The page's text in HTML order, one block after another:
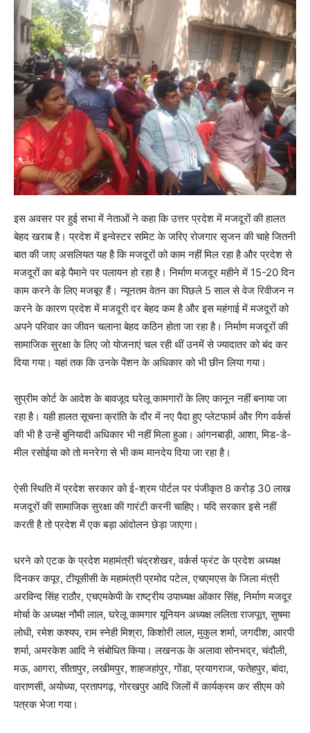
इस अवसर पर हुई सभा में नेताओं ने कहा कि उत्तर प्रदेश में मजदूरों की हालत
बेहद खराब है। प्रदेश में इन्वेस्टर समिट के जरिए रोजगार सृजन की चाहे जितनी
बात की जाए असलियत यह है कि मजदूरों को काम नहीं मिल रहा है और प्रदेश से
मजदूरों का बड़े पैमाने पर पलायन हो रहा है। निर्माण मजदूर महीने में 15-20 दिन
काम करने के लिए मजबूर हैं। न्यूनतम वेतन का पिछले 5 साल से वेज रिवीजन न
करने के कारण प्रदेश में मजदूरी दर बेहद कम है और इस महंगाई में मजदूरों को
अपने परिवार का जीवन चलाना बेहद कठिन होता जा रहा है। निर्माण मजदूरों की
सामाजिक सुरक्षा के लिए जो योजनाएं चल रही थीं उनमें से ज्यादातर को बंद कर
दिया गया। यहां तक कि उनके पेंशन के अधिकार को भी छीन लिया गया।
सुप्रीम कोर्ट के आदेश के बावजूद घरेलू कामगारों के लिए कानून नहीं बनाया जा
रहा है। यही हालत सूचना क्रांति के दौर में नए पैदा हुए प्लेटफार्म और गिग वर्कर्स
की भी है उन्हें बुनियादी अधिकार भी नहीं मिला हुआ। आंगनबाड़ी, आशा, मिड-डे-
मील रसोईया को तो मनरेगा से भी कम मानदेय दिया जा रहा है।
ऐसी स्थिति में प्रदेश सरकार को ई-श्रम पोर्टल पर पंजीकृत 8 करोड़ 30 लाख
मजदूरों की सामाजिक सुरक्षा की गारंटी करनी चाहिए। यदि सरकार इसे नहीं
करती है तो प्रदेश में एक बड़ा आंदोलन छेड़ा जाएगा।
धरने को एटक के प्रदेश महामंत्री चंद्रशेखर, वर्कर्स फ्रंट के प्रदेश अध्यक्ष
दिनकर कपूर, टीयूसीसी के महामंत्री प्रमोद पटेल, एचएमएस के जिला मंत्री
अरविन्द सिंह राठौर, एचएमकेपी के राष्ट्रीय उपाध्यक्ष ओंकार सिंह, निर्माण मजदूर
मोर्चा के अध्यक्ष नौमी लाल, घरेलू कामगार यूनियन अध्यक्ष ललिता राजपूत, सुषमा
लोधी, रमेश कश्यप, राम स्नेही मिश्रा, किशोरी लाल, मुकुल शर्मा, जगदीश, आरपी
शर्मा, अमरकेश आदि ने संबोधित किया। लखनऊ के अलावा सोनभद्र, चंदौली,
मऊ, आगरा, सीतापुर, लखीमपुर, शाहजहांपुर, गोंडा, प्रयागराज, फतेहपुर, बांदा,
वाराणसी, अयोध्या, प्रतापगढ़, गोरखपुर आदि जिलों में कार्यक्रम कर सीएम को
पत्रक भेजा गया।